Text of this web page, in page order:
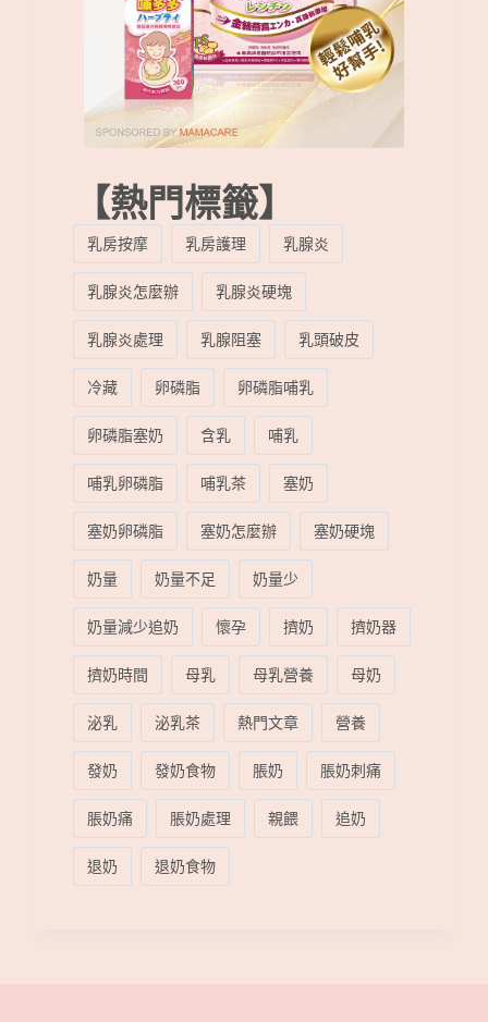
【熱門標籤】
乳房按摩 乳房護理
乳腺炎
乳腺炎怎麼辦
乳腺炎硬塊
乳腺炎處理
乳腺阻塞
乳頭破皮
冷藏
卵磷脂
卵磷脂哺乳
卵磷脂塞奶
含乳
哺乳
哺乳卵磷脂
哺乳茶
塞奶
塞奶卵磷脂
塞奶怎麼辦
塞奶硬塊
奶量
奶量不足
奶量少
奶量減少追奶
懷孕 擠奶
擠奶器
擠奶時間
母乳 母乳營養
母奶
泌乳
泌乳茶 熱門文章
營養
發奶
發奶食物 脹奶
脹奶刺痛
脹奶痛
脹奶處理 親餵
追奶
退奶
退奶食物